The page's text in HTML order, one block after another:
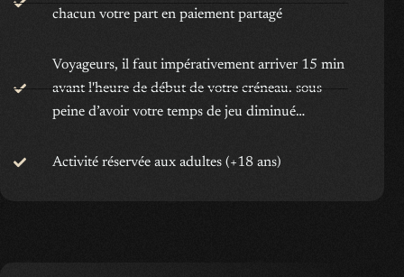
chacun votre part en paiement partagé
Voyageurs, il faut impérativement arriver 15 min
avant l'heure de début de votre créneau. sous
peine d’avoir votre temps de jeu diminué…
Activité réservée aux adultes (+18 ans)